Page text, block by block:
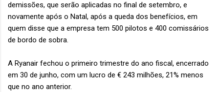
demissões, que serão aplicadas no final de setembro, e
novamente após o Natal, após a queda dos benefícios, em
quem disse que a empresa tem 500 pilotos e 400 comissários
de bordo de sobra.
A Ryanair fechou o primeiro trimestre do ano fiscal, encerrado
em 30 de junho, com um lucro de € 243 milhões, 21% menos
que no ano anterior.